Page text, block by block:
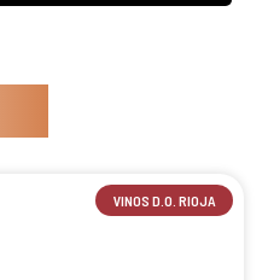
VINOS D.O. RIOJA